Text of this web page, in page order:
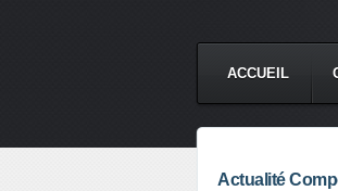
ACCUEIL
Actualité